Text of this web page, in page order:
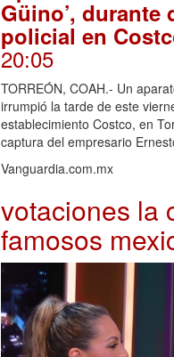
Güino’, durante
policial en
20:05
TORREÓN, COAH.- Un
irrumpió la tarde de este
establecimiento Costco, en
captura del empresario
Vanguardia.com.mx
votaciones la
famosos